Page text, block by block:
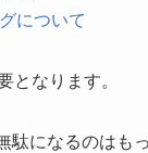
について
となります。
になるのはも